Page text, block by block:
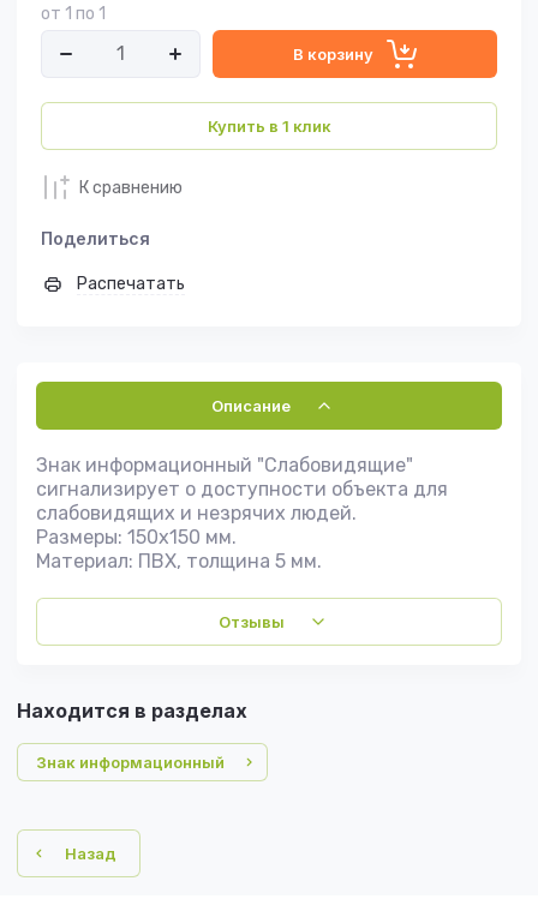
от 1 по 1
В корзину
Купить в 1 клик
К сравнению
Поделиться
Распечатать
Описание
Знак информационный "Слабовидящие"
сигнализирует о доступности объекта для
слабовидящих и незрячих людей.
Размеры: 150х150 мм.
Материал: ПВХ, толщина 5 мм.
Отзывы
Находится в разделах
Знак информационный
Назад